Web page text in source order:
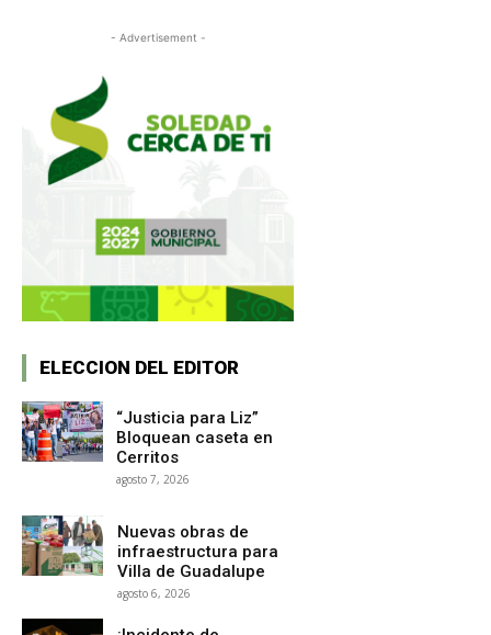
- Advertisement -
ELECCION DEL EDITOR
“Justicia para Liz”
Bloquean caseta en
Cerritos
agosto 7, 2026
Nuevas obras de
infraestructura para
Villa de Guadalupe
agosto 6, 2026